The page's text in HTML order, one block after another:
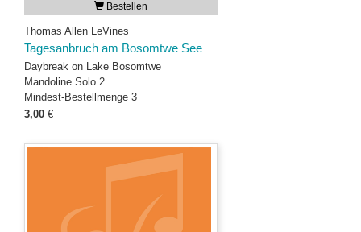
Bestellen
Thomas Allen LeVines
Tagesanbruch am Bosomtwe See
Daybreak on Lake Bosomtwe
Mandoline Solo 2
Mindest-Bestellmenge 3
3,00 €